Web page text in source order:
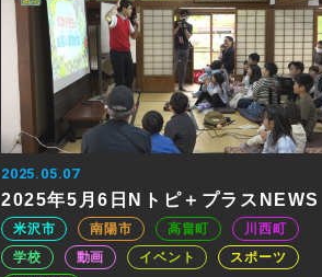
2025.05.07
2025年5月6日Nトピ＋プラスNEWS
米沢市 南陽市 高畠町
川西町
学校
動画 イベント
スポーツ